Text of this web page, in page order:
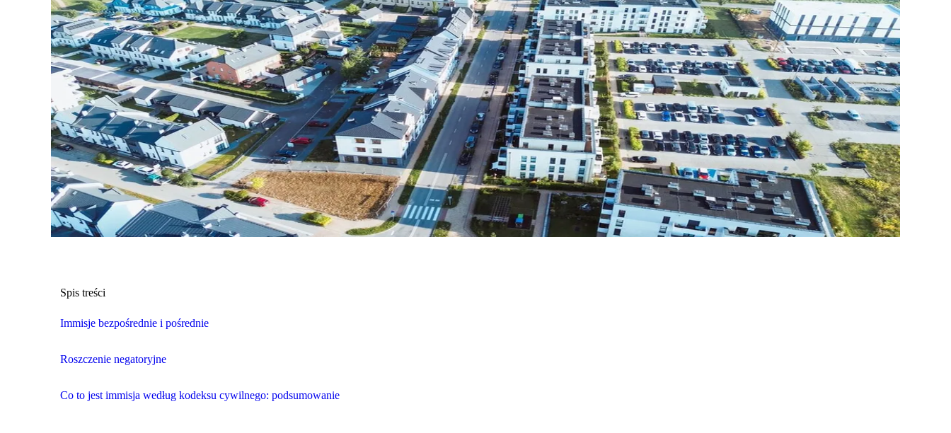
Spis treści
Immisje bezpośrednie i pośrednie
Roszczenie negatoryjne
Co to jest immisja według kodeksu cywilnego: podsumowanie